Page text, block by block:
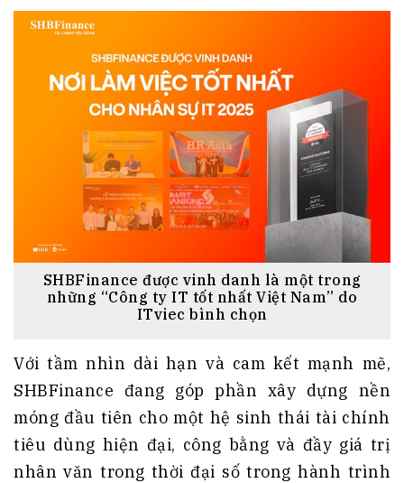
SHBFinance được vinh danh là một trong
những “Công ty IT tốt nhất Việt Nam” do
ITviec bình chọn
Với tầm nhìn dài hạn và cam kết mạnh mẽ,
SHBFinance đang góp phần xây dựng nền
móng đầu tiên cho một hệ sinh thái tài chính
tiêu dùng hiện đại, công bằng và đầy giá trị
nhân văn trong thời đại số trong hành trình